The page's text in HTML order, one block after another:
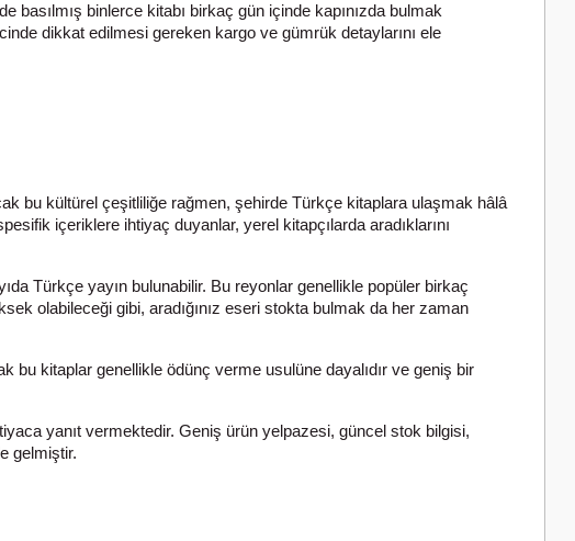
binlerce kitabı birkaç gün içinde kapınızda bulmak
dikkat edilmesi gereken kargo ve gümrük detaylarını ele
bu kültürel çeşitliliğe rağmen, şehirde Türkçe kitaplara ulaşmak hâlâ
içeriklere ihtiyaç duyanlar, yerel kitapçılarda aradıklarını
Türkçe yayın bulunabilir. Bu reyonlar genellikle popüler birkaç
olabileceği gibi, aradığınız eseri stokta bulmak da her zaman
bu kitaplar genellikle ödünç verme usulüne dayalıdır ve geniş bir
yanıt vermektedir. Geniş ürün yelpazesi, güncel stok bilgisi,
gelmiştir.